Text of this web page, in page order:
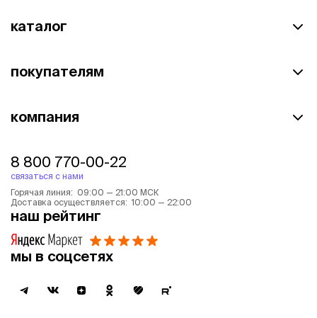
каталог
покупателям
компания
8 800 770-00-22
связаться с нами
Горячая линия: 09:00 — 21:00 МСК
Доставка осуществляется: 10:00 — 22:00
наш рейтинг
мы в соцсетях